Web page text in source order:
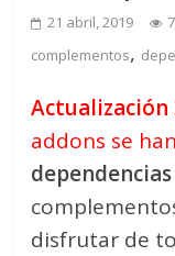
21 abril, 2019
complementos,
Actualización
addons se
disfrutar de